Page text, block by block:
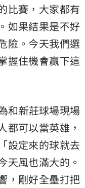
比賽，大家都有
如果結果是不好
險。今天我們選
握住機會贏下這
和新莊球場現場
都可以當英雄，
設定來的球就去
天風也滿大的。
，剛好全壘打把